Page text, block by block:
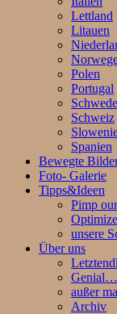
Lettland
Litauen
Polen
Portugal
Schweiz
Spanien
Bewegte
Foto- Galerie
Tipps&Ideen
Pimp
unsere
Über uns
Genial…
außer
Archiv